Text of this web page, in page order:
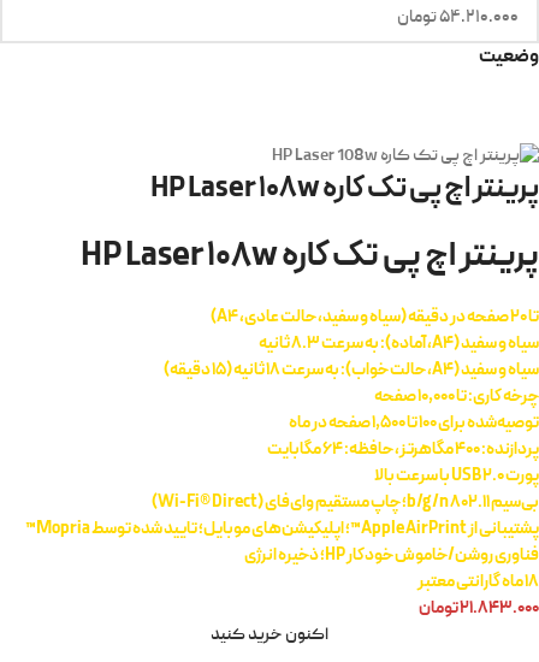
وضعیت
پرینتر اچ پی تک کاره HP Laser 108w
پرینتر اچ پی تک کاره HP Laser 108w
تا 20 صفحه در دقیقه (سیاه و سفید، حالت عادی، A4)
سیاه و سفید (A4، آماده): به سرعت 8.3 ثانیه
سیاه و سفید (A4، حالت خواب): به سرعت 18 ثانیه (15 دقیقه)
چرخه کاری: تا 10,000 صفحه
توصیه‌شده برای 100 تا 1,500 صفحه در ماه
پردازنده: 400 مگاهرتز، حافظه: 64 مگابایت
پورت USB 2.0 با سرعت بالا
بی‌سیم 802.11 b/g/n؛ چاپ مستقیم وای‌فای (Wi-Fi® Direct)
پشتیبانی از Apple AirPrint™؛ اپلیکیشن‌های موبایل؛ تایید شده توسط Mopria™
فناوری روشن/خاموش خودکار HP؛ ذخیره انرژی
18 ماه گارانتی معتبر
۲۱.۸۴۳.۰۰۰تومان
اکنون خرید کنید